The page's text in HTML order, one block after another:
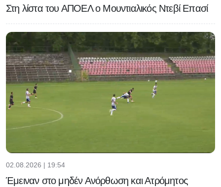
Στη λίστα του ΑΠΟΕΛ ο Μουντιαλικός Ντεβί Επασί
02.08.2026 | 19:54
Έμειναν στο μηδέν Ανόρθωση και Ατρόμητος